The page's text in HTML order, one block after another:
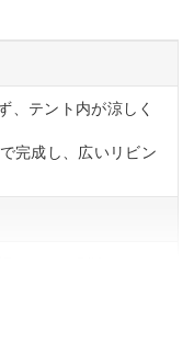
、テント内が涼しく
完成し、広いリビン